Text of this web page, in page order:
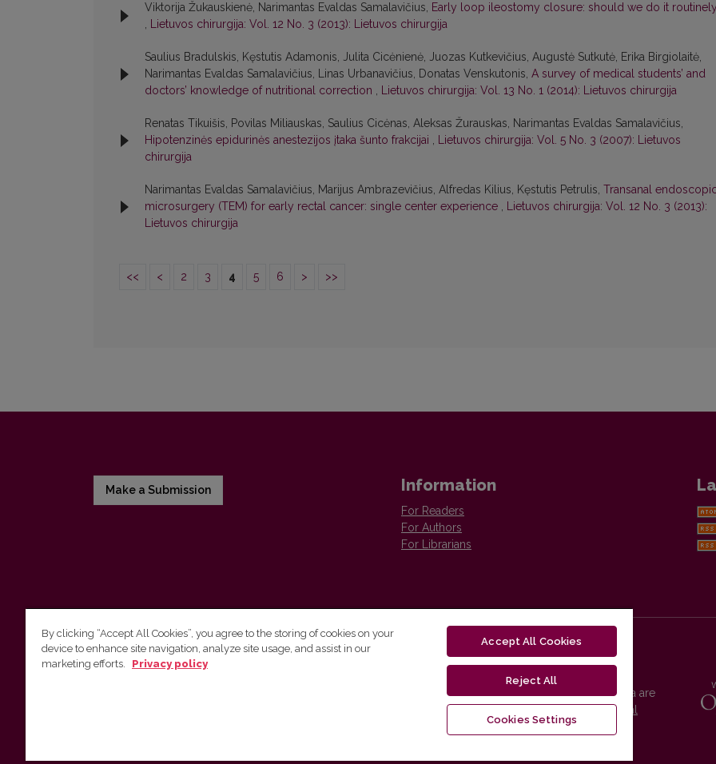
Viktorija Žukauskienė, Narimantas Evaldas Samalavičius, Early loop ileostomy closure: should we do it
, Lietuvos chirurgija: Vol. 12 No. 3 (2013): Lietuvos chirurgija
Saulius Bradulskis, Kęstutis Adamonis, Julita Cicėnienė, Juozas Kutkevičius, Augustė Sutkutė, Erika Birgiolaitė,
Narimantas Evaldas Samalavičius, Linas Urbanavičius, Donatas Venskutonis, A survey of medical students’ and
doctors’ knowledge of nutritional correction , Lietuvos chirurgija: Vol. 13 No. 1 (2014): Lietuvos chirurgija
Renatas Tikuišis, Povilas Miliauskas, Saulius Cicėnas, Aleksas Žurauskas, Narimantas Evaldas Samalavičius,
Hipotenzinės epidurinės anestezijos įtaka šunto frakcijai , Lietuvos chirurgija: Vol. 5 No. 3 (2007): Lietuvos
chirurgija
Narimantas Evaldas Samalavičius, Marijus Ambrazevičius, Alfredas Kilius, Kęstutis Petrulis, Transanal
microsurgery (TEM) for early rectal cancer: single center experience , Lietuvos chirurgija: Vol. 12 No. 3 (2013):
Lietuvos chirurgija
<< < 2 3 4 5 6 > >>
Make a Submission Information
For Readers
For Authors
For Librarians
Vilnius University Press
Vilnius University Press platform and metadata are
distributed by
Creative Commons International
By clicking “Accept All Cookies”, you agree to the storing of cookies on your
device to enhance site navigation, analyze site usage, and assist in our
marketing efforts.
Privacy policy
Accept All Cookies
Reject All
Cookies Settings